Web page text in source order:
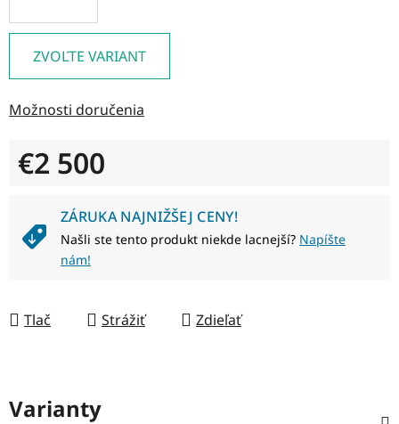
ZVOĽTE VARIANT
Možnosti doručenia
€2 500
ZÁRUKA NAJNIŽŠEJ CENY!
Našli ste tento produkt niekde lacnejší? Napíšte
nám!
Tlač Strážiť Zdieľať
Varianty